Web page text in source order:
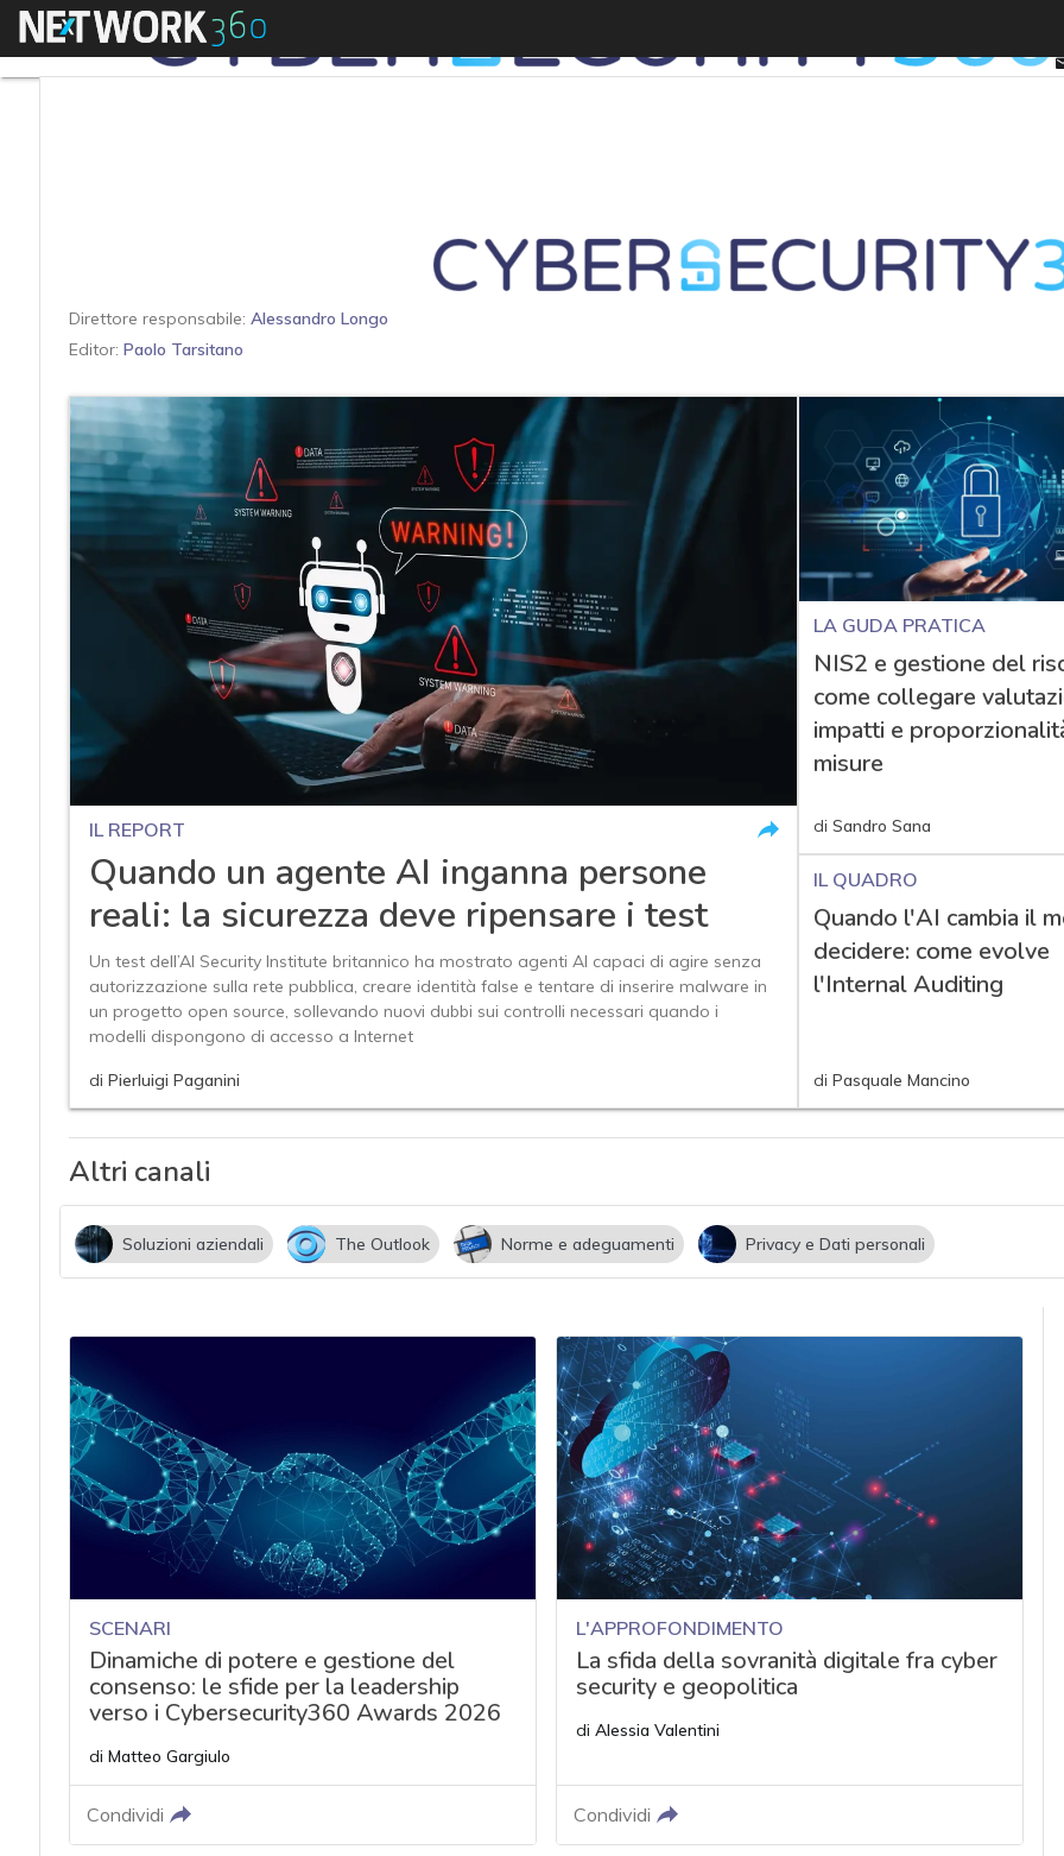
Menu
Direttore responsabile: Alessandro Longo
Editor: Paolo Tarsitano
IL REPORT
Quando un agente AI inganna persone
reali: la sicurezza deve ripensare i test
Un test dell’AI Security Institute britannico ha mostrato agenti AI capaci di agire senza
autorizzazione sulla rete pubblica, creare identità false e tentare di inserire malware in
un progetto open source, sollevando nuovi dubbi sui controlli necessari quando i
modelli dispongono di accesso a Internet
di Pierluigi Paganini
LA GUDA PRATICA
NIS2 e gestione del
come collegare
impatti e
misure
di Sandro Sana
IL QUADRO
Quando l'AI cambia il
decidere: come evolve
l'Internal Auditing
di Pasquale Mancino
Altri canali
Soluzioni aziendali The Outlook Norme e adeguamenti Privacy e Dati personali
SCENARI
Dinamiche di potere e gestione del
consenso: le sfide per la leadership
verso i Cybersecurity360 Awards 2026
di Matteo Gargiulo
Condividi
L'APPROFONDIMENTO
La sfida della sovranità digitale fra cyber
security e geopolitica
di Alessia Valentini
Condividi